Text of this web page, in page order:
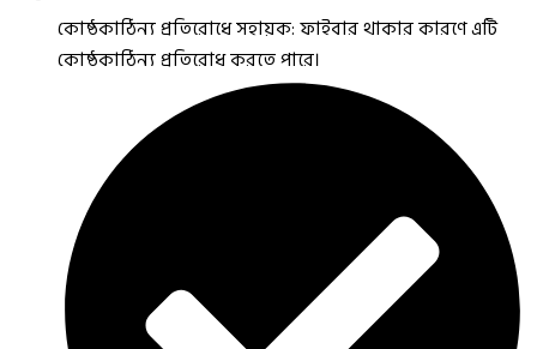
কোষ্ঠকাঠিন্য প্রতিরোধে সহায়ক: ফাইবার থাকার কারণে এটি
কোষ্ঠকাঠিন্য প্রতিরোধ করতে পারে।